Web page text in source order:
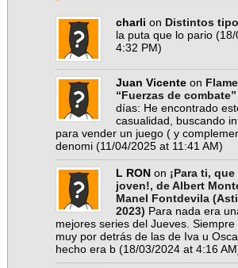
charli on Distintos
la puta que lo pario (18/
4:32 PM)
Juan Vicente on
“Fuerzas de combate”
días: He encontrado
casualidad, buscando
para vender un juego ( y
denomi (11/04/2025 at 11:41 AM)
L RON on ¡Para ti, que
joven!, de Albert
Manel Fontdevila
2023) Para nada era
mejores series del Jueves. Siempre
muy por detrás de las de Iva u
hecho era b (18/03/2024 at 4:16